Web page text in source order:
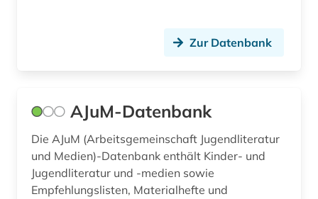
deutsche literatur (5)
deutsche literaturgeschichte (4)
deutsche philologie (2)
Zur Datenbank
AJuM-Datenbank
Die AJuM (Arbeitsgemeinschaft Jugendliteratur
und Medien)-Datenbank enthält Kinder- und
Jugendliteratur und -medien sowie
Empfehlungslisten, Materialhefte und